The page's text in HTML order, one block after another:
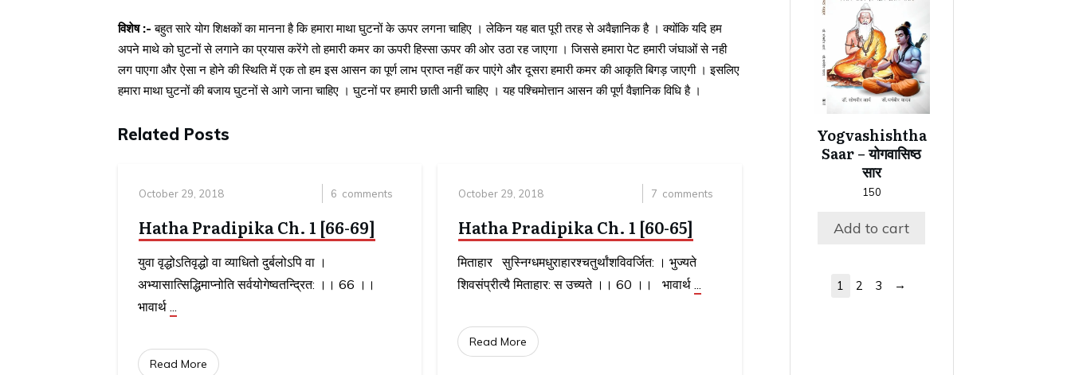
विशेष :-बहुत सारे योग शिक्षकों का मानना है कि हमारा माथा घुटनों के ऊपर लगना चाहिए । लेकिन यह बात पूरी तरह से अवैज्ञानिक है । क्योंकि यदि हम
अपने माथे को घुटनों से लगाने का प्रयास करेंगे तो हमारी कमर का ऊपरी हिस्सा ऊपर की ओर उठा रह जाएगा । जिससे हमारा पेट हमारी जंघाओं से नही
लग पाएगा और ऐसा न होने की स्थिति में एक तो हम इस आसन का पूर्ण लाभ प्राप्त नहीं कर पाएंगे और दूसरा हमारी कमर की आकृति बिगड़ जाएगी । इसलिए
हमारा माथा घुटनों की बजाय घुटनों से आगे जाना चाहिए । घुटनों पर हमारी छाती आनी चाहिए । यह पश्चिमोत्तान आसन की पूर्ण वैज्ञानिक विधि है ।
Related Posts
October 29, 2018 6 comments
Hatha Pradipika Ch. 1 [66-69]
युवा वृद्धोऽतिवृद्धो वा व्याधितो दुर्बलोऽपि वा ।
अभ्यासात्सिद्धिमाप्नोति सर्वयोगेष्वतन्द्रित: ।। 66 ।।
भावार्थ ...
Read More
October 29, 2018 7 comments
Hatha Pradipika Ch. 1 [60-65]
मिताहार सुस्निग्धमधुराहारश्चतुर्थांशविवर्जित: । भुज्यते
शिवसंप्रीत्यै मिताहार: स उच्यते ।। 60 ।। भावार्थ...
Read More
Yogvashishtha
Saar – योगवासिष्ठ
सार
150
Add to cart
1 2 3 →